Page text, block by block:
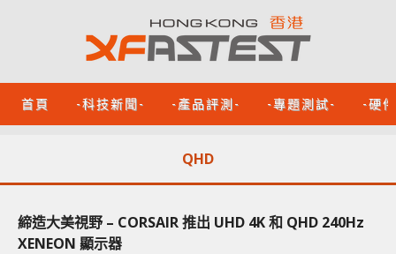
首頁 -科技新聞- -產品評測- -專題測試- -硬
QHD
締造大美視野 – CORSAIR 推出 UHD 4K 和 QHD 240Hz
XENEON 顯示器